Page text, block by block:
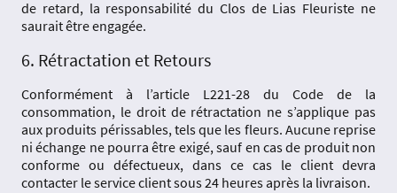
de retard, la responsabilité du Clos de Lias Fleuriste ne
saurait être engagée.
6. Rétractation et Retours
Conformément à l’article L221-28 du Code de la
consommation, le droit de rétractation ne s’applique pas
aux produits périssables, tels que les fleurs. Aucune reprise
ni échange ne pourra être exigé, sauf en cas de produit non
conforme ou défectueux, dans ce cas le client devra
contacter le service client sous 24 heures après la livraison.